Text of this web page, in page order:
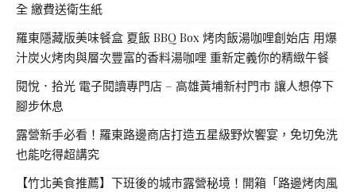
全 繳費送衛生紙
羅東隱藏版美味餐盒 夏飯 BBQ Box 烤肉飯湯咖哩創始店 用爆
汁炭火烤肉與層次豐富的香料湯咖哩 重新定義你的精緻午餐
閱悅．拾光 電子閱讀專門店 – 高雄黃埔新村門市 讓人想停下
腳步休息
露營新手必看！羅東路邊商店打造五星級野炊饗宴，免切免洗
也能吃得超講究
【竹北美食推薦】下班後的城市露營秘境！開箱「路邊烤肉風